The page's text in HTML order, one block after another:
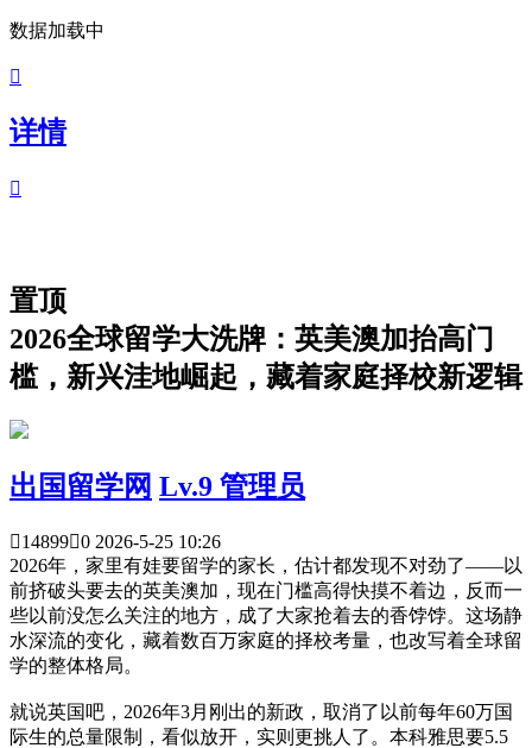
数据加载中

详情

置顶
2026全球留学大洗牌：英美澳加抬高门
槛，新兴洼地崛起，藏着家庭择校新逻辑
出国留学网 Lv.9 管理员
148990 2026-5-25 10:26
2026年，家里有娃要留学的家长，估计都发现不对劲了——以
前挤破头要去的英美澳加，现在门槛高得快摸不着边，反而一
些以前没怎么关注的地方，成了大家抢着去的香饽饽。这场静
水深流的变化，藏着数百万家庭的择校考量，也改写着全球留
学的整体格局。
就说英国吧，2026年3月刚出的新政，取消了以前每年60万国
际生的总量限制，看似放开，实则更挑人了。本科雅思要5.5